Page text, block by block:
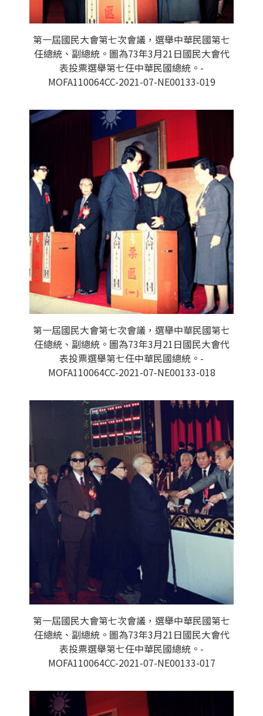
第一屆國民大會第七次會議，選舉中華民國第七
任總統、副總統。圖為73年3月21日國民大會代
表投票選舉第七任中華民國總統。-
MOFA110064CC-2021-07-NE00133-019
第一屆國民大會第七次會議，選舉中華民國第七
任總統、副總統。圖為73年3月21日國民大會代
表投票選舉第七任中華民國總統。-
MOFA110064CC-2021-07-NE00133-018
第一屆國民大會第七次會議，選舉中華民國第七
任總統、副總統。圖為73年3月21日國民大會代
表投票選舉第七任中華民國總統。-
MOFA110064CC-2021-07-NE00133-017